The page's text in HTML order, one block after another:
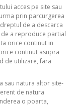
acces pe site sau
prin parcurgerea
de a descarca
a reproduce partial
orice continut in
continut asupra
de utilizare, fara
sau natura altor site-
de natura
o poarta,